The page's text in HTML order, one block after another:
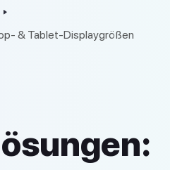
& Tablet-Displaygrößen